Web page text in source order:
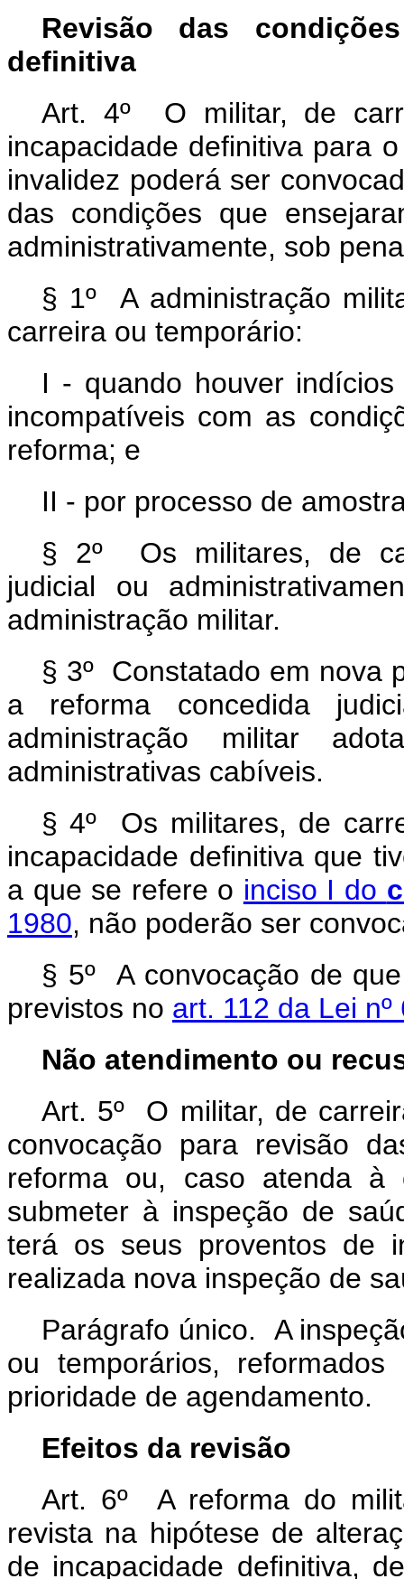
Revisão das
definitiva
Art. 4º O militar, de
incapacidade definitiva para
invalidez poderá ser
das condições que
administrativamente, sob
§ 1º A administração
carreira ou temporário:
I - quando houver
incompatíveis com as
reforma; e
II - por processo de
§ 2º Os militares, de
judicial ou
administração militar.
§ 3º Constatado em nova
a reforma concedida
administração militar
administrativas cabíveis.
§ 4º Os militares, de
incapacidade definitiva que
a que se refere o inciso I do
1980, não poderão ser
§ 5º A convocação de
previstos no art. 112 da Lei
Não atendimento ou
Art. 5º O militar, de
convocação para revisão
reforma ou, caso atenda
submeter à inspeção de
terá os seus proventos de
realizada nova inspeção de
Parágrafo único. A
ou temporários,
prioridade de agendamento.
Efeitos da revisão
Art. 6º A reforma do
revista na hipótese de
de incapacidade definitiva,